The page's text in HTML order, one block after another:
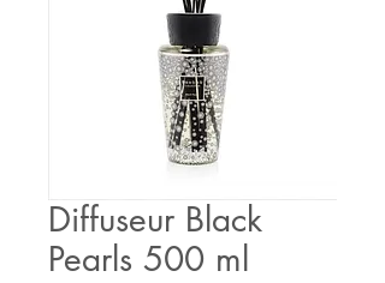
Diffuseur Black
Pearls 500 ml